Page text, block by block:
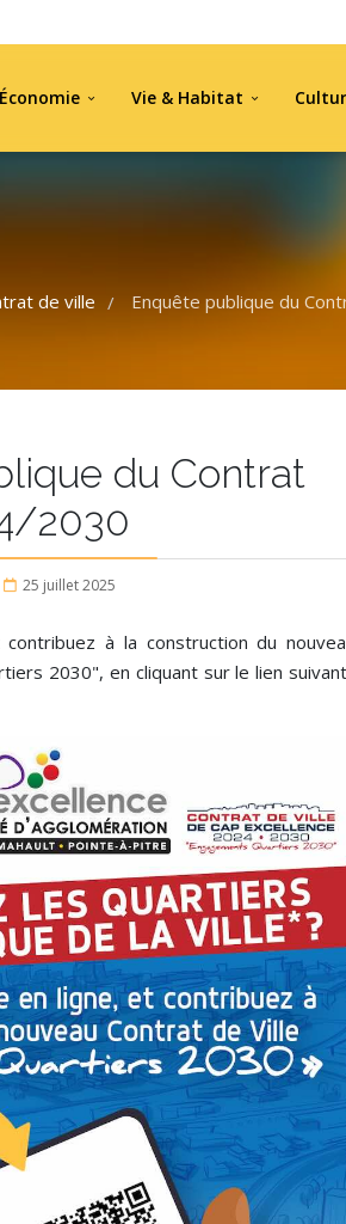
Économie Vie & Habitat
de ville / Enquête publique du
du Contrat
2030
25 juillet 2025
à la construction du
2030", en cliquant sur le lien